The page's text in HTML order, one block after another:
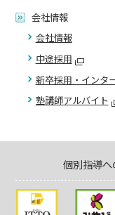
会社情報
会社情報
中途採用
新卒採用・インタ
塾講師アルバイト
個別指導